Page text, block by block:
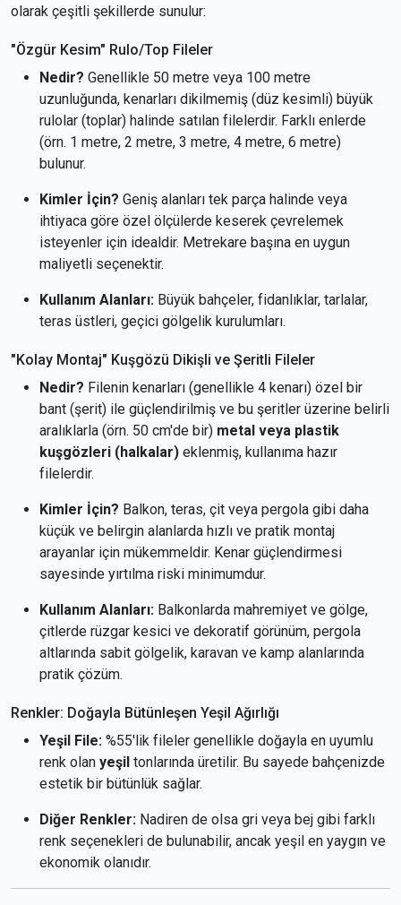
olarak çeşitli şekillerde sunulur:
"Özgür Kesim" Rulo/Top Fileler
Nedir? Genellikle 50 metre veya 100 metre
uzunluğunda, kenarları dikilmemiş (düz kesimli) büyük
rulolar (toplar) halinde satılan filelerdir. Farklı enlerde
(örn. 1 metre, 2 metre, 3 metre, 4 metre, 6 metre)
bulunur.
Kimler İçin? Geniş alanları tek parça halinde veya
ihtiyaca göre özel ölçülerde keserek çevrelemek
isteyenler için idealdir. Metrekare başına en uygun
maliyetli seçenektir.
Kullanım Alanları: Büyük bahçeler, fidanlıklar, tarlalar,
teras üstleri, geçici gölgelik kurulumları.
"Kolay Montaj" Kuşgözü Dikişli ve Şeritli Fileler
Nedir? Filenin kenarları (genellikle 4 kenarı) özel bir
bant (şerit) ile güçlendirilmiş ve bu şeritler üzerine belirli
aralıklarla (örn. 50 cm'de bir) metal veya plastik
kuşgözleri (halkalar) eklenmiş, kullanıma hazır
filelerdir.
Kimler İçin? Balkon, teras, çit veya pergola gibi daha
küçük ve belirgin alanlarda hızlı ve pratik montaj
arayanlar için mükemmeldir. Kenar güçlendirmesi
sayesinde yırtılma riski minimumdur.
Kullanım Alanları: Balkonlarda mahremiyet ve gölge,
çitlerde rüzgar kesici ve dekoratif görünüm, pergola
altlarında sabit gölgelik, karavan ve kamp alanlarında
pratik çözüm.
Renkler: Doğayla Bütünleşen Yeşil Ağırlığı
Yeşil File: %55'lik fileler genellikle doğayla en uyumlu
renk olan yeşil tonlarında üretilir. Bu sayede bahçenizde
estetik bir bütünlük sağlar.
Diğer Renkler: Nadiren de olsa gri veya bej gibi farklı
renk seçenekleri de bulunabilir, ancak yeşil en yaygın ve
ekonomik olanıdır.